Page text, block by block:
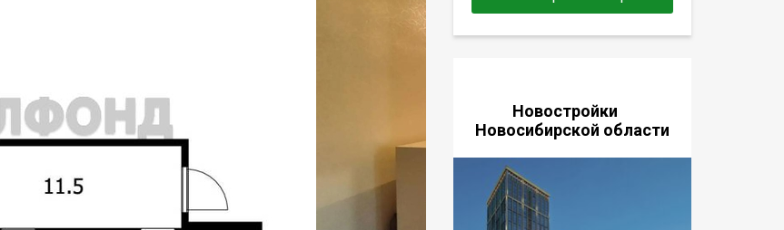
Новостройки
Новосибирской области